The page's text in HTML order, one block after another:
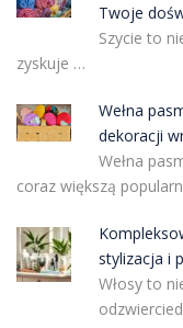
Twoje
Szycie to
zyskuje …
Wełna
dekoracji
Wełna
coraz większą
stylizacja i
Włosy to